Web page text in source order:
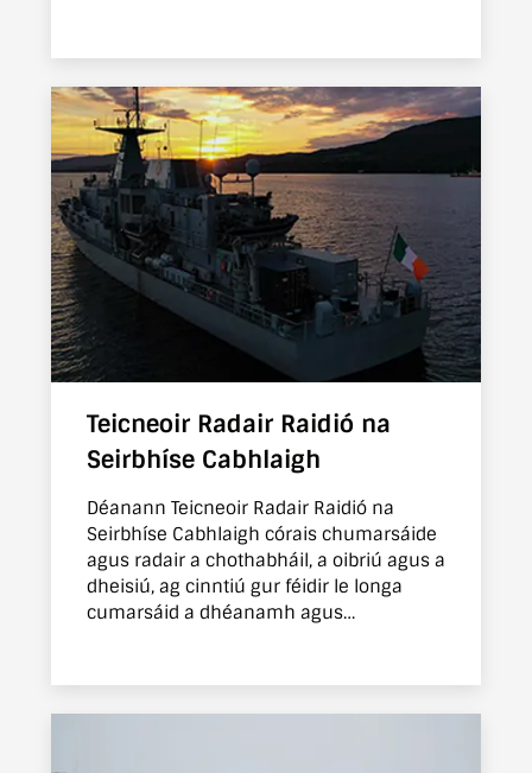
Teicneoir Radair Raidió na
Seirbhíse Cabhlaigh
Déanann Teicneoir Radair Raidió na
Seirbhíse Cabhlaigh córais chumarsáide
agus radair a chothabháil, a oibriú agus a
dheisiú, ag cinntiú gur féidir le longa
cumarsáid a dhéanamh agus